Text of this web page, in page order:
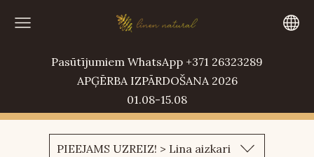
Pasūtījumiem WhatsApp +371 26323289
APĢĒRBA IZPĀRDOŠANA 2026
01.08-15.08
PIEEJAMS UZREIZ! > Lina aizkari